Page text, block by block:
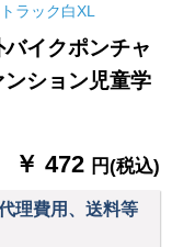
グルス
イクポンチャ
ション児童学
￥ 472 円(税込)
理費用、送料等